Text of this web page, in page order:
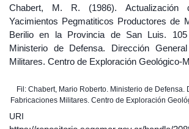
Chabert, M. R. (1986). Actualización
Yacimientos Pegmatiticos Productores de
Berilio en la Provincia de San Luis.
Ministerio de Defensa. Dirección
Militares. Centro de Exploración Geológico-
Fil: Chabert, Mario Roberto. Ministerio de Defensa.
Fabricaciones Militares. Centro de Exploración
URI